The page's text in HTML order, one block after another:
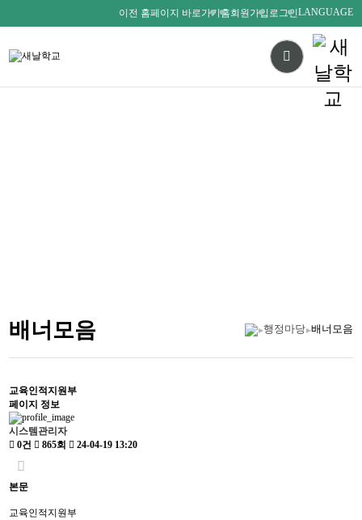
이전 홈페이지 바로가기홈회원가입 로그인LANGUAGE
배너모음 행정마당 배너모음
교육인적지원부
페이지 정보
시스템관리자
0건
865회 24-04-19 13:20
본문
교육인적지원부